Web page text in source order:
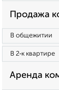
Продажа
В общежитии
В 2‑к квартире
Аренда